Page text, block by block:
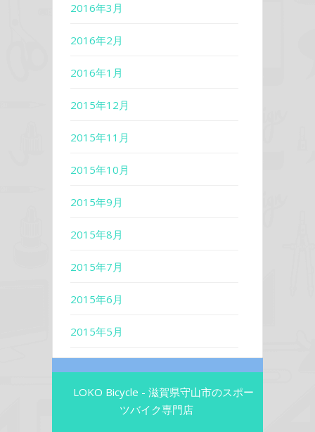
2016年3月
2016年2月
2016年1月
2015年12月
2015年11月
2015年10月
2015年9月
2015年8月
2015年7月
2015年6月
2015年5月
LOKO Bicycle - 滋賀県守山市のスポー
ツバイク専門店